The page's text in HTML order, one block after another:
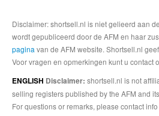
Disclaimer: shortsell.nl is niet gelieerd aan de
wordt gepubliceerd door de AFM en haar
pagina van de AFM website. Shortsell.nl
Voor vragen en opmerkingen kunt u contact
ENGLISH Disclaimer: shortsell.nl is not
selling registers published by the AFM and
For questions or remarks, please contact